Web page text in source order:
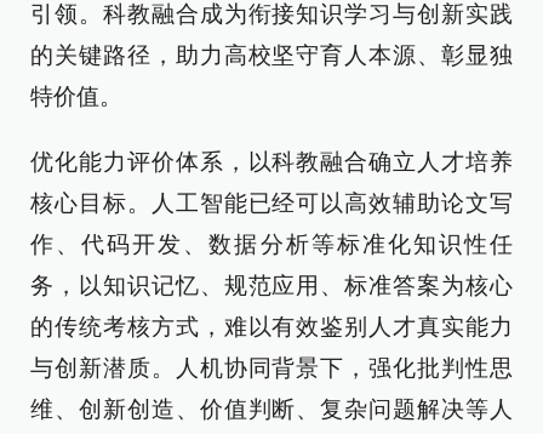
引领。科教融合成为衔接知识学习与创新实践
的关键路径，助力高校坚守育人本源、彰显独
特价值。
优化能力评价体系，以科教融合确立人才培养
核心目标。人工智能已经可以高效辅助论文写
作、代码开发、数据分析等标准化知识性任
务，以知识记忆、规范应用、标准答案为核心
的传统考核方式，难以有效鉴别人才真实能力
与创新潜质。人机协同背景下，强化批判性思
维、创新创造、价值判断、复杂问题解决等人